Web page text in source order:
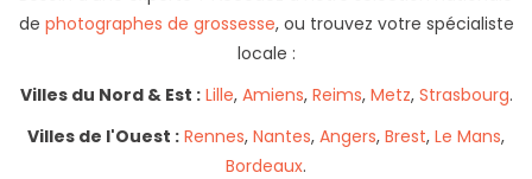
de photographes de grossesse, ou trouvez votre spécialiste
locale :
Villes du Nord & Est : Lille, Amiens, Reims, Metz, Strasbourg.
Villes de l'Ouest : Rennes, Nantes, Angers, Brest, Le Mans,
Bordeaux.